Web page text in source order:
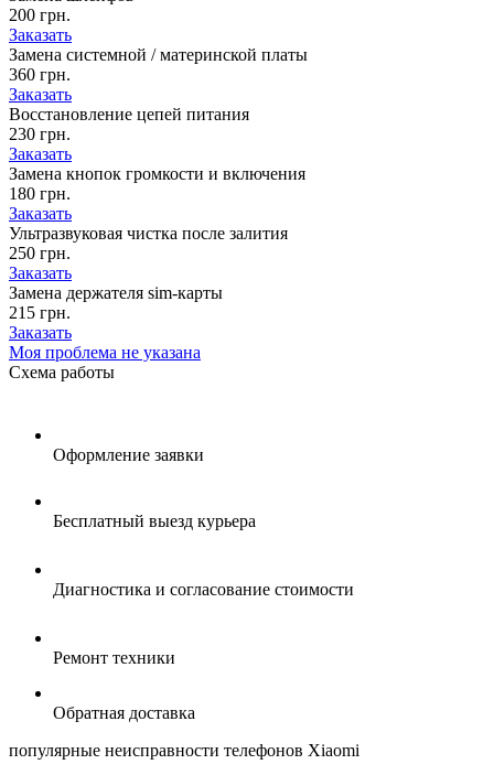
200 грн.
Заказать
Замена системной / материнской платы
360 грн.
Заказать
Восстановление цепей питания
230 грн.
Заказать
Замена кнопок громкости и включения
180 грн.
Заказать
Ультразвуковая чистка после залития
250 грн.
Заказать
Замена держателя sim-карты
215 грн.
Заказать
Моя проблема не указана
Схема работы
Оформление заявки
Бесплатный выезд курьера
Диагностика и согласование стоимости
Ремонт техники
Обратная доставка
популярные неисправности телефонов Xiaomi